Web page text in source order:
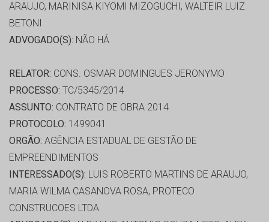
ARAUJO, MARINISA KIYOMI MIZOGUCHI, WALTEIR LUIZ
BETONI
ADVOGADO(S): NÃO HÁ
RELATOR: CONS. OSMAR DOMINGUES JERONYMO
PROCESSO: TC/5345/2014
ASSUNTO: CONTRATO DE OBRA 2014
PROTOCOLO: 1499041
ORGÃO: AGÊNCIA ESTADUAL DE GESTÃO DE
EMPREENDIMENTOS
INTERESSADO(S): LUIS ROBERTO MARTINS DE ARAUJO,
MARIA WILMA CASANOVA ROSA, PROTECO
CONSTRUCOES LTDA